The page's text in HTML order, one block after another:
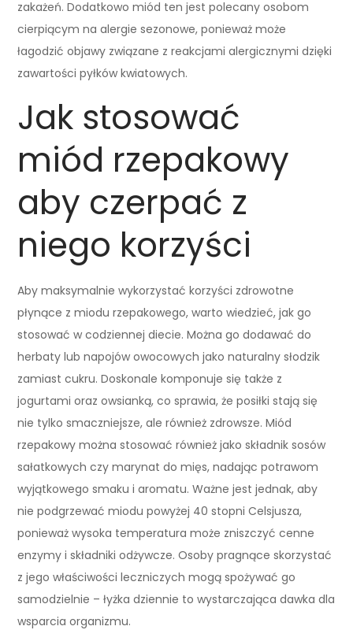
zakażeń. Dodatkowo miód ten jest polecany osobom
cierpiącym na alergie sezonowe, ponieważ może
łagodzić objawy związane z reakcjami alergicznymi dzięki
zawartości pyłków kwiatowych.
Jak stosować
miód rzepakowy
aby czerpać z
niego korzyści
Aby maksymalnie wykorzystać korzyści zdrowotne
płynące z miodu rzepakowego, warto wiedzieć, jak go
stosować w codziennej diecie. Można go dodawać do
herbaty lub napojów owocowych jako naturalny słodzik
zamiast cukru. Doskonale komponuje się także z
jogurtami oraz owsianką, co sprawia, że posiłki stają się
nie tylko smaczniejsze, ale również zdrowsze. Miód
rzepakowy można stosować również jako składnik sosów
sałatkowych czy marynat do mięs, nadając potrawom
wyjątkowego smaku i aromatu. Ważne jest jednak, aby
nie podgrzewać miodu powyżej 40 stopni Celsjusza,
ponieważ wysoka temperatura może zniszczyć cenne
enzymy i składniki odżywcze. Osoby pragnące skorzystać
z jego właściwości leczniczych mogą spożywać go
samodzielnie – łyżka dziennie to wystarczająca dawka dla
wsparcia organizmu.